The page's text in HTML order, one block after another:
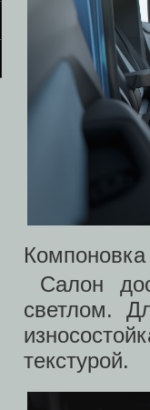
Салон
светлом.
текстурой.